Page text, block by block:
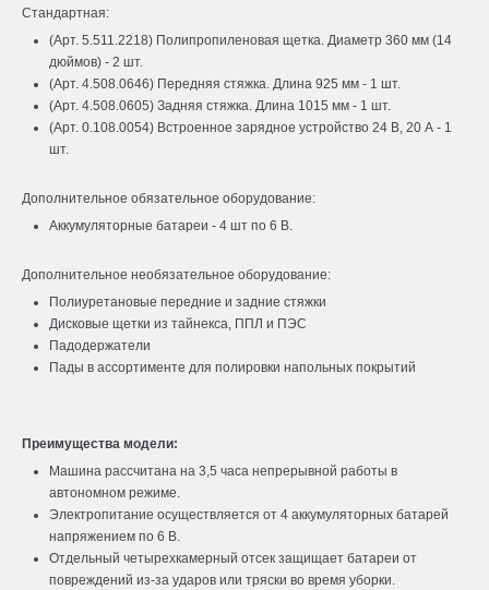
Стандартная:
(Арт. 5.511.2218) Полипропиленовая щетка. Диаметр 360 мм (14
дюймов) - 2 шт.
(Арт. 4.508.0646) Передняя стяжка. Длина 925 мм - 1 шт.
(Арт. 4.508.0605) Задняя стяжка. Длина 1015 мм - 1 шт.
(Арт. 0.108.0054) Встроенное зарядное устройство 24 В, 20 А - 1
шт.
Дополнительное обязательное оборудование:
Аккумуляторные батареи - 4 шт по 6 В.
Дополнительное необязательное оборудование:
Полиуретановые передние и задние стяжки
Дисковые щетки из тайнекса, ППЛ и ПЭС
Падодержатели
Пады в ассортименте для полировки напольных покрытий
Преимущества модели:
Машина рассчитана на 3,5 часа непрерывной работы в
автономном режиме.
Электропитание осуществляется от 4 аккумуляторных батарей
напряжением по 6 В.
Отдельный четырехкамерный отсек защищает батареи от
повреждений из-за ударов или тряски во время уборки.